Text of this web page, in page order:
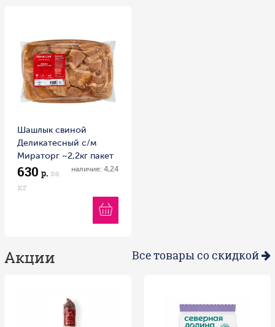
Шашлык свиной
Деликатесный с/м
Мираторг ~2,2кг пакет
630 р. за
кг
наличие: 4,24
Акции Все товары со скидкой